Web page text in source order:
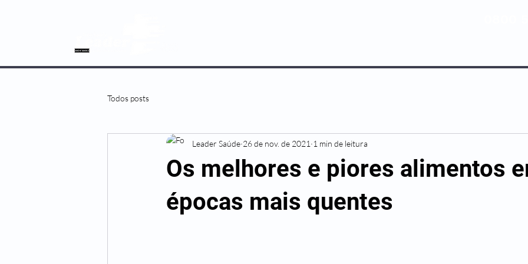
Todos posts
Os melhores e piores alimentos
épocas mais quentes
Leader Saúde 26 de nov. de 2021 1 min de leitura